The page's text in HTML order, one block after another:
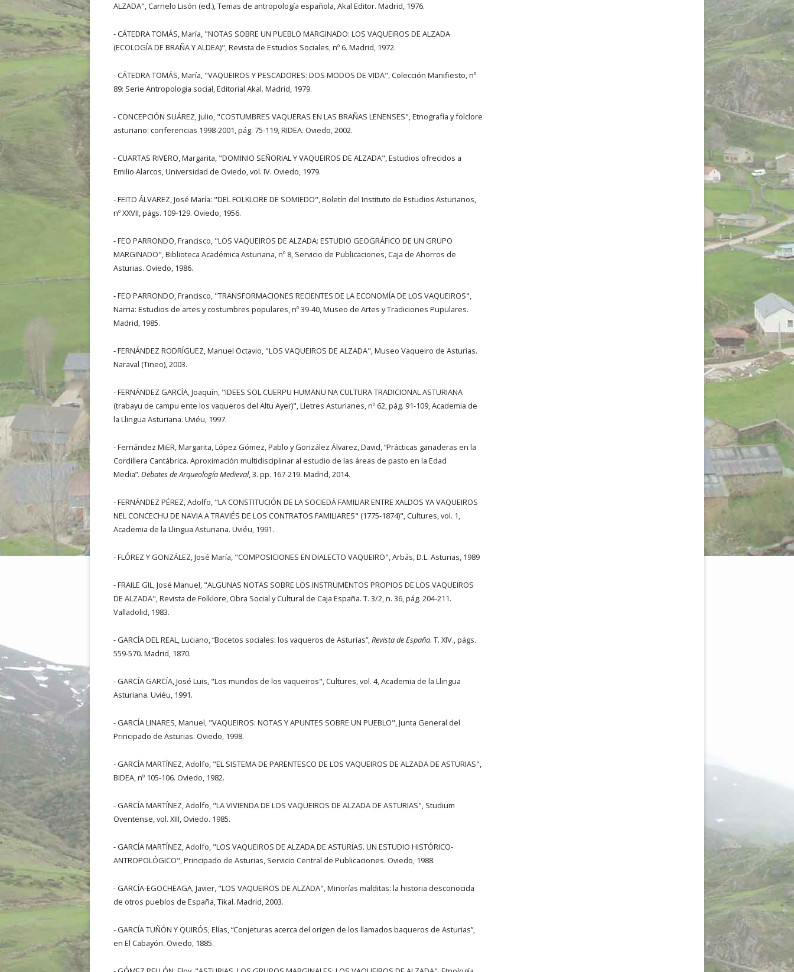
ALZADA", Carnelo Lisón (ed.), Temas de antropología española, Akal Editor. Madrid, 1976.
- CÁTEDRA TOMÁS, María, "NOTAS SOBRE UN PUEBLO MARGINADO: LOS VAQUEIROS DE ALZADA
(ECOLOGÍA DE BRAÑA Y ALDEA)", Revista de Estudios Sociales, nº 6. Madrid, 1972.
- CÁTEDRA TOMÁS, María, "VAQUEIROS Y PESCADORES: DOS MODOS DE VIDA", Colección Manifiesto, nº
89: Serie Antropologia social, Editorial Akal. Madrid, 1979.
- CONCEPCIÓN SUÁREZ, Julio, "COSTUMBRES VAQUERAS EN LAS BRAÑAS LENENSES", Etnografía y folclore
asturiano: conferencias 1998-2001, pág. 75-119, RIDEA. Oviedo, 2002.
- CUARTAS RIVERO, Margarita, "DOMINIO SEÑORIAL Y VAQUEIROS DE ALZADA", Estudios ofrecidos a
Emilio Alarcos, Universidad de Oviedo, vol. IV. Oviedo, 1979.
- FEITO ÁLVAREZ, José María: "DEL FOLKLORE DE SOMIEDO", Boletín del Instituto de Estudios Asturianos,
nº XXVII, págs. 109-129. Oviedo, 1956.
- FEO PARRONDO, Francisco, "LOS VAQUEIROS DE ALZADA: ESTUDIO GEOGRÁFICO DE UN GRUPO
MARGINADO", Biblioteca Académica Asturiana, nº 8, Servicio de Publicaciones, Caja de Ahorros de
Asturias. Oviedo, 1986.
- FEO PARRONDO, Francisco, "TRANSFORMACIONES RECIENTES DE LA ECONOMÍA DE LOS VAQUEIROS",
Narria: Estudios de artes y costumbres populares, nº 39-40, Museo de Artes y Tradiciones Pupulares.
Madrid, 1985.
- FERNÁNDEZ RODRÍGUEZ, Manuel Octavio, "LOS VAQUEIROS DE ALZADA", Museo Vaqueiro de Asturias.
Naraval (Tineo), 2003.
- FERNÁNDEZ GARCÍA, Joaquín, "IDEES SOL CUERPU HUMANU NA CULTURA TRADICIONAL ASTURIANA
(trabayu de campu ente los vaqueros del Altu Ayer)", Lletres Asturianes, nº 62, pág. 91-109, Academia de
la Llingua Asturiana. Uviéu, 1997.
- Fernández MiER, Margarita, López Gómez, Pablo y González Álvarez, David, “Prácticas ganaderas en la
Cordillera Cantábrica. Aproximación multidisciplinar al estudio de las áreas de pasto en la Edad
Media”. Debates de Arqueología Medieval, 3. pp. 167-219. Madrid, 2014.
- FERNÁNDEZ PÉREZ, Adolfo, "LA CONSTITUCIÓN DE LA SOCIEDÁ FAMILIAR ENTRE XALDOS YA VAQUEIROS
NEL CONCECHU DE NAVIA A TRAVIÉS DE LOS CONTRATOS FAMILIARES" (1775-1874)", Cultures, vol. 1,
Academia de la Llingua Asturiana. Uviéu, 1991.
- FLÓREZ Y GONZÁLEZ, José María, "COMPOSICIONES EN DIALECTO VAQUEIRO", Arbás, D.L. Asturias, 1989
- FRAILE GIL, José Manuel, "ALGUNAS NOTAS SOBRE LOS INSTRUMENTOS PROPIOS DE LOS VAQUEIROS
DE ALZADA", Revista de Folklore, Obra Social y Cultural de Caja España. T. 3/2, n. 36, pág. 204-211.
Valladolid, 1983.
- GARCÍA DEL REAL, Luciano, “Bocetos sociales: los vaqueros de Asturias”,Revista de España. T. XIV., págs.
559-570. Madrid, 1870.
- GARCÍA GARCÍA, José Luis, "Los mundos de los vaqueiros", Cultures, vol. 4, Academia de la Llingua
Asturiana. Uviéu, 1991.
- GARCÍA LINARES, Manuel, "VAQUEIROS: NOTAS Y APUNTES SOBRE UN PUEBLO", Junta General del
Principado de Asturias. Oviedo, 1998.
- GARCÍA MARTÍNEZ, Adolfo, "EL SISTEMA DE PARENTESCO DE LOS VAQUEIROS DE ALZADA DE ASTURIAS",
BIDEA, nº 105-106. Oviedo, 1982.
- GARCÍA MARTÍNEZ, Adolfo, "LA VIVIENDA DE LOS VAQUEIROS DE ALZADA DE ASTURIAS", Studium
Oventense, vol. XIII, Oviedo. 1985.
- GARCÍA MARTÍNEZ, Adolfo, "LOS VAQUEIROS DE ALZADA DE ASTURIAS. UN ESTUDIO HISTÓRICO-
ANTROPOLÓGICO", Principado de Asturias, Servicio Central de Publicaciones. Oviedo, 1988.
- GARCÍA-EGOCHEAGA, Javier, "LOS VAQUEIROS DE ALZADA", Minorías malditas: la historia desconocida
de otros pueblos de España, Tikal. Madrid, 2003.
- GARCÍA TUÑÓN Y QUIRÓS, Elías, “Conjeturas acerca del origen de los llamados baqueros de Asturias”,
en El Cabayón. Oviedo, 1885.